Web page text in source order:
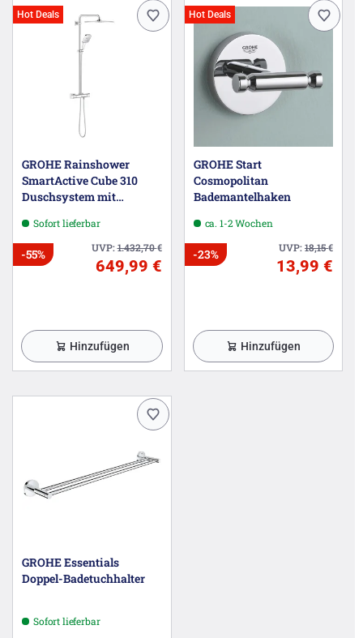
Hot Deals
GROHE Rainshower
SmartActive Cube 310
Duschsystem mit
Sofort lieferbar
UVP:1.432,70€
-55%
649,99 €
Hinzufügen
Hot Deals
GROHE Start
Cosmopolitan
Bademantelhaken
ca. 1-2 Wochen
UVP:18,15€
-23%
13,99 €
Hinzufügen
GROHE Essentials
Doppel-Badetuchhalter
Sofort lieferbar